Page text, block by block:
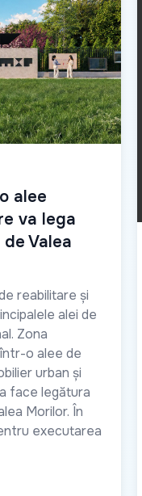
alee
va lega
Valea
reabilitare și
alei de
Zona
o alee de
urban și
face legătura
Morilor. În
executarea